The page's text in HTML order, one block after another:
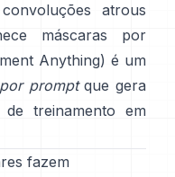
atrous
máscaras por
Anything) é um
promptque gera
de treinamento em
fazem